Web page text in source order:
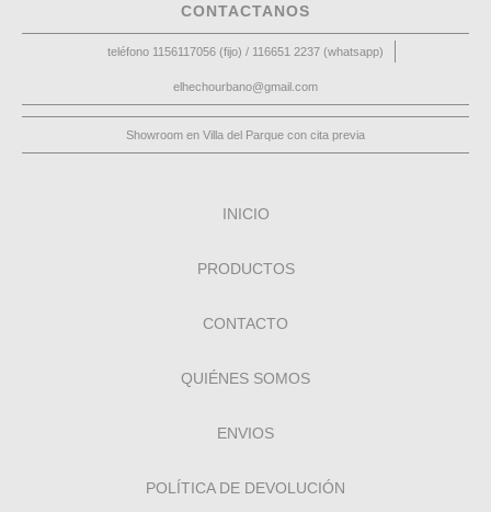
CONTACTANOS
teléfono 1156117056 (fijo) / 116651 2237 (whatsapp)
elhechourbano@gmail.com
Showroom en Villa del Parque con cita previa
INICIO
PRODUCTOS
CONTACTO
QUIÉNES SOMOS
ENVIOS
POLÍTICA DE DEVOLUCIÓN